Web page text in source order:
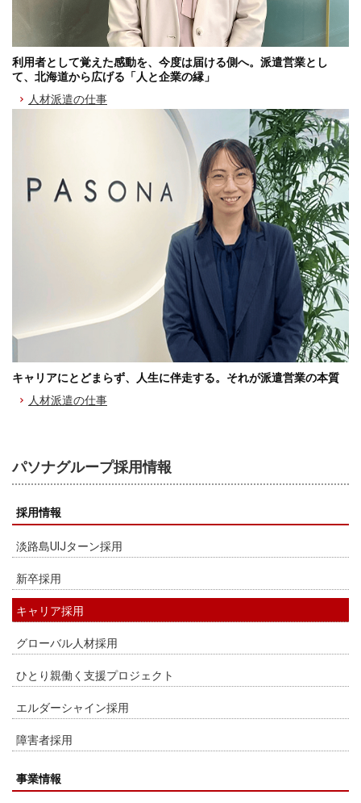
利用者として覚えた感動を、今度は届ける側へ。派遣営業とし
て、北海道から広げる「人と企業の縁」
人材派遣の仕事
キャリアにとどまらず、人生に伴走する。それが派遣営業の本質
人材派遣の仕事
パソナグループ採用情報
採用情報
淡路島UIJターン採用
新卒採用
キャリア採用
グローバル人材採用
ひとり親働く支援プロジェクト
エルダーシャイン採用
障害者採用
事業情報